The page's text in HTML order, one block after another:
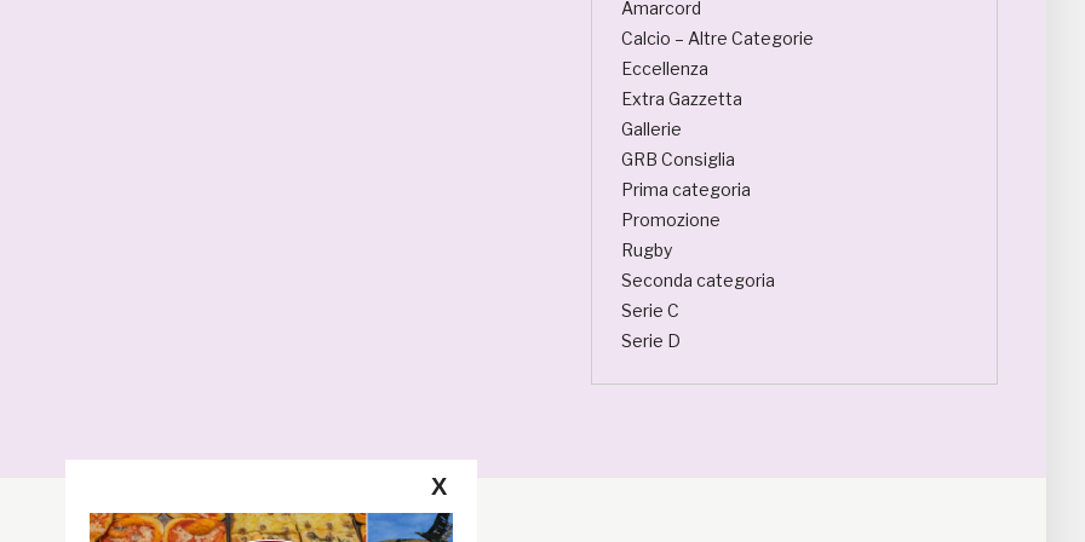
Amarcord
Calcio – Altre Categorie
Eccellenza
Extra Gazzetta
Gallerie
GRB Consiglia
Prima categoria
Promozione
Rugby
Seconda categoria
Serie C
Serie D
X